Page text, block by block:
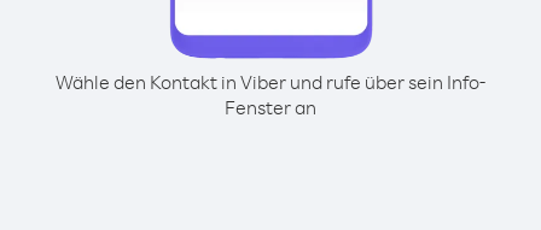
Wähle den Kontakt in Viber und rufe über sein Info-
Fenster an